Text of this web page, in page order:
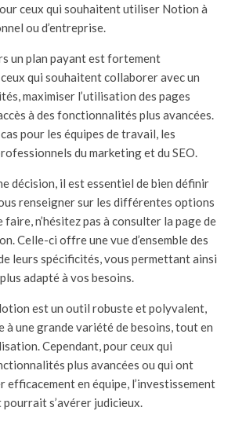
ceux qui souhaitent utiliser Notion à
ou d’entreprise.
un plan payant est fortement
qui souhaitent collaborer avec un
maximiser l’utilisation des pages
à des fonctionnalités plus avancées.
pour les équipes de travail, les
du marketing et du SEO.
décision, il est essentiel de bien définir
renseigner sur les différentes options
n’hésitez pas à consulter la page de
Celle-ci offre une vue d’ensemble des
leurs spécificités, vous permettant ainsi
adapté à vos besoins.
est un outil robuste et polyvalent,
à une grande variété de besoins, tout en
Cependant, pour ceux qui
plus avancées ou qui ont
efficacement en équipe, l’investissement
pourrait s’avérer judicieux.